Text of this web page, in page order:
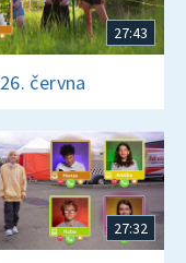
27:43
26. června
27:32